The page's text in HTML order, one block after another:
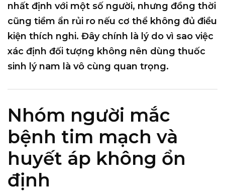
nhất định với một số người, nhưng đồng thời
cũng tiềm ẩn rủi ro nếu cơ thể không đủ điều
kiện thích nghi. Đây chính là lý do vì sao việc
xác định đối tượng không nên dùng thuốc
sinh lý nam là vô cùng quan trọng.
Nhóm người mắc
bệnh tim mạch và
huyết áp không ổn
định